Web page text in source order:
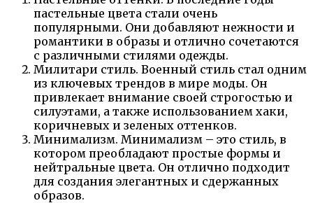
пастельные цвета стали очень
популярными. Они добавляют нежности и
романтики в образы и отлично сочетаются
с различными стилями одежды.
Милитари стиль. Военный стиль стал одним
из ключевых трендов в мире моды. Он
привлекает внимание своей строгостью и
силуэтами, а также использованием хаки,
коричневых и зеленых оттенков.
Минимализм. Минимализм – это стиль, в
котором преобладают простые формы и
нейтральные цвета. Он отлично подходит
для создания элегантных и сдержанных
образов.